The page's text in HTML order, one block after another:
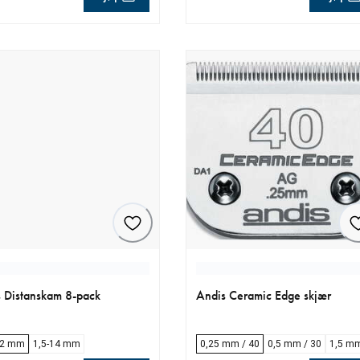
8-pack
mm 1,5-14 mm
Andis Ceramic Edge skjær
0,25 mm / 40 0,5 mm / 30 1,5